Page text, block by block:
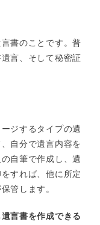
書のことです。普
言、そして秘密証
ジするタイプの遺
自分で遺言内容を
自筆で作成し、遺
すれば、他に所定
管します。
言書を作成できる